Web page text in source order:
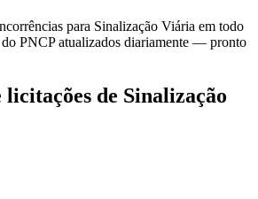
para Sinalização Viária em todo
PNCP atualizados diariamente — pronto
de Sinalização